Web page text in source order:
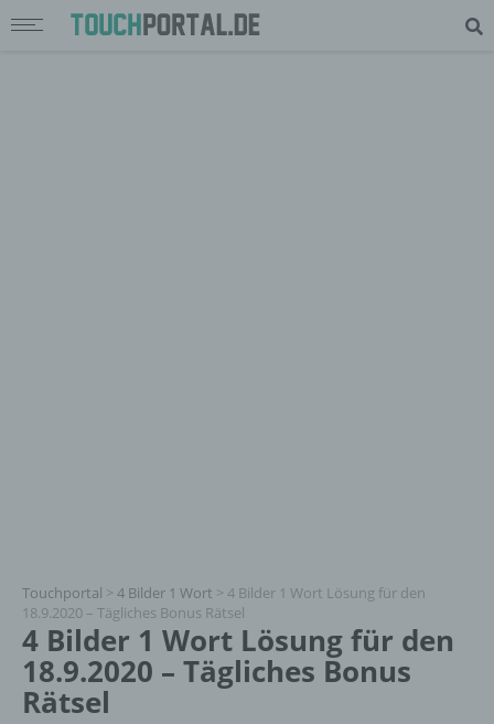
Touchportal > 4 Bilder 1 Wort > 4 Bilder 1 Wort Lösung für den
18.9.2020 – Tägliches Bonus Rätsel
4 Bilder 1 Wort Lösung für den
18.9.2020 – Tägliches Bonus
Rätsel